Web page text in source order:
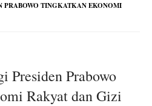
PRABOWO TINGKATKAN EKONOMI
Presiden Prabowo
Rakyat dan Gizi